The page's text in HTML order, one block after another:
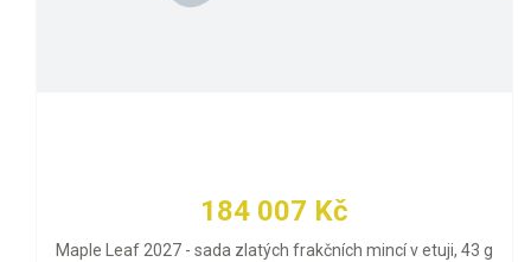
184 007 Kč
Maple Leaf 2027 - sada zlatých frakčních mincí v etuji, 43 g